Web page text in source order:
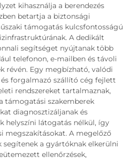
kihasználja a berendezés
betartja a biztonsági
támogatás kulcsfontosságú
A dedikált
segítséget nyújtanak több
telefonon, e-mailben és távoli
révén. Egy megbízható, valódi
forgalmazó szállító cég fejlett
rendszereket tartalmaznak,
támogatási szakemberek
diagnosztizáljanak és
helyszíni látogatás nélkül, így
megszakításokat. A megelőző
a gyártóknak elkerülni
ellenőrzések,